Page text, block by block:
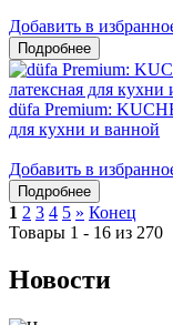
Добавить в
düfa Premium:
для кухни и ванной
Добавить в
1 2 3 4 5 » Конец
Товары 1 - 16 из 270
Новости